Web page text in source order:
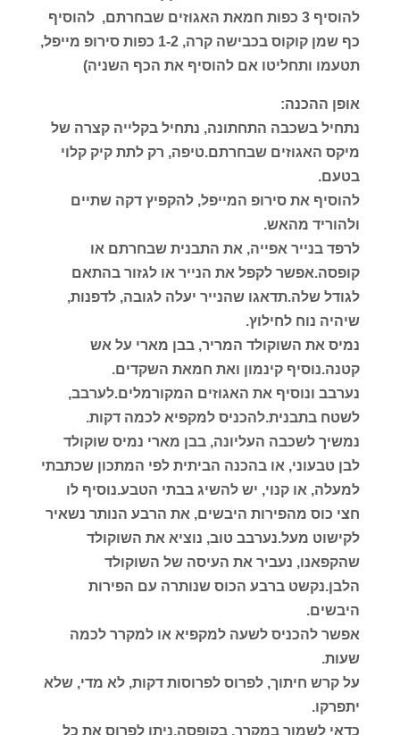
להוסיף 3 כפות חמאת האגוזים שבחרתם, להוסיף
כף שמן קוקוס בכבישה קרה, 1-2 כפות סירופ מייפל,
תטעמו ותחליטו אם להוסיף את הכף השניה)
אופן ההכנה:
נתחיל בשכבה התחתונה, נתחיל בקלייה קצרה של
מיקס האגוזים שבחרתם.טיפה, רק לתת קיק קלוי
בטעם.
להוסיף את סירופ המייפל, להקפיץ דקה שתיים
ולהוריד מהאש.
לרפד בנייר אפייה, את התבנית שבחרתם או
קופסה.אפשר לקפל את הנייר או לגזור בהתאם
לגודל שלה.תדאגו שהנייר יעלה לגובה, לדפנות,
שיהיה נוח לחילוץ.
נמיס את השוקולד המריר, בבן מארי על אש
קטנה.נוסיף קינמון ואת חמאת השקדים.
נערבב ונוסיף את האגוזים המקורמלים.לערבב,
לשטח בתבנית.להכניס למקפיא לכמה דקות.
נמשיך לשכבה העליונה, בבן מארי נמיס שוקולד
לבן טבעוני, או בהכנה הביתית לפי המתכון שכתבתי
למעלה, או קנוי, יש להשיג בבתי הטבע.נוסיף לו
חצי כוס מהפירות היבשים, את הרבע הנותר נשאיר
לקישוט מעל.נערבב טוב, נוציא את השוקולד
שהקפאנו, נעביר את העיסה של השוקולד
הלבן.נקשט ברבע הכוס שנותרה עם הפירות
היבשים.
אפשר להכניס לשעה למקפיא או למקרר לכמה
שעות.
על קרש חיתוך, לפרוס לפרוסות דקות, לא מדי, שלא
יתפרקו.
כדאי לשמור במקרר, בקופסה.ניתן לפרוס את כל